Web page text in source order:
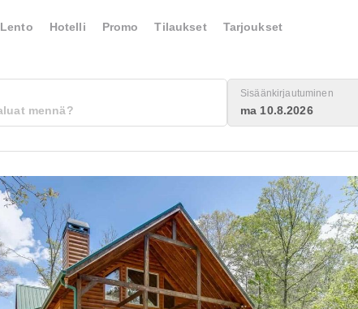
Lento Hotelli Promo Tilaukset Tarjoukset
Sisäänkirjautuminen
ma 10.8.2026